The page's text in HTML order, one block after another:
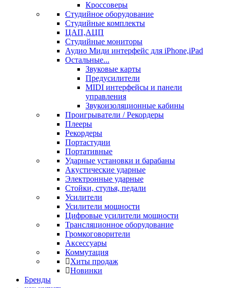
Кроссоверы
Студийное оборудование
Студийные комплекты
ЦАП,АЦП
Студийные мониторы
Аудио Миди интерфейс для iPhone,iPad
Остальные...
Звуковые карты
Предусилители
MIDI интерфейсы и панели
управления
Звукоизоляционные кабины
Проигрыватели / Рекордеры
Плееры
Рекордеры
Портастудии
Портативные
Ударные установки и барабаны
Акустические ударные
Электронные ударные
Стойки, стулья, педали
Усилители
Усилители мощности
Цифровые усилители мощности
Трансляционное оборудование
Громкоговорители
Аксессуары
Коммутация
Хиты продаж
Новинки
Бренды